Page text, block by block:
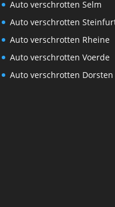
Auto verschrotten Selm
Auto verschrotten
Auto verschrotten Rheine
Auto verschrotten Voerde
Auto verschrotten Dorsten